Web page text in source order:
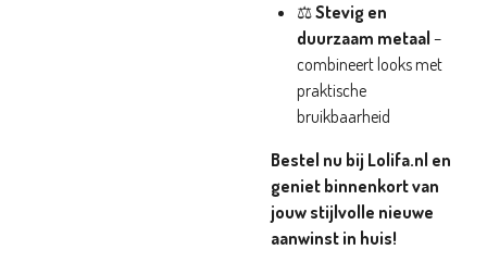
⚖️Stevig en
duurzaam metaal –
combineert looks met
praktische
bruikbaarheid
Bestel nu bij Lolifa.nl en
geniet binnenkort van
jouw stijlvolle nieuwe
aanwinst in huis!